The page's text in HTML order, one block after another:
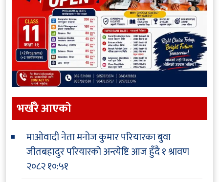
भर्खरै आएकाे
माओवादी नेता मनोज कुमार परियारका बुवा
जीतबहादुर परियारको अन्त्येष्टि आज हुँदै१ श्रावण
२०८२ १०:५१